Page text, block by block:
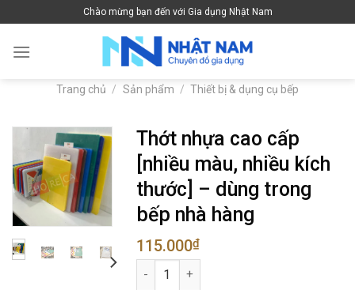
to
content
Chào mừng bạn đến với Gia dụng Nhật Nam
Trang chủ / Sản phẩm / Thiết bị & dụng cụ bếp
Thớt nhựa cao cấp
[nhiều màu, nhiều kích
thước] – dùng trong
bếp nhà hàng
115.000₫
Thớt nhựa cao cấp [nhiều màu, nhiều